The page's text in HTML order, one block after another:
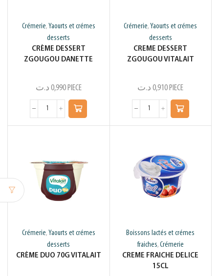
Crémerie, Yaourts et crémes
desserts
CRÈME DESSERT
ZGOUGOU DANETTE
0,990 د.ت PIECE
Crémerie, Yaourts et crémes
desserts
CREME DESSERT
ZGOUGOU VITALAIT
0,910 د.ت PIECE
Crémerie, Yaourts et crémes
desserts
CRÈME DUO 70G VITALAIT
Boissons lactés et crémes
fraiches, Crémerie
CREME FRAICHE DELICE
15CL